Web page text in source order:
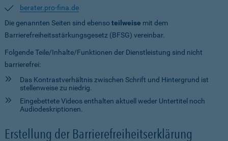
berater.pro-fina.de
Die genannten Seiten sind ebensoteilweise mit dem
Barrierefreiheitsstärkungsgesetz (BFSG) vereinbar.
Folgende Teile/Inhalte/Funktionen der Dienstleistung sind nicht
barrierefrei:
Das Kontrastverhältnis zwischen Schrift und Hintergrund ist
stellenweise zu niedrig.
Eingebettete Videos enthalten aktuell weder Untertitel noch
Audiodeskriptionen.
Erstellung der Barrierefreiheitserklärung